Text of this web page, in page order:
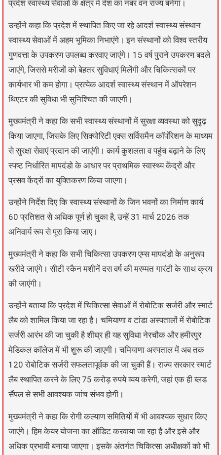
प्रदेश स्वास्थ्य सेवाओं के क्षेत्र में देश का नंबर वन राज्य बनेगा।
उन्होंने कहा कि प्रदेश में स्थापित किए जा रहे आदर्श स्वास्थ्य संस्थान
स्वास्थ्य सेवाओं में अहम भूमिका निभाएंगे। इन संस्थानों को विश्व स्तरीय
गुणवत्ता के उपकरण उपलब्ध करवाए जाएंगे। 15 वर्ष पुराने उपकरण बदले
जाएंगे, जिससे मरीजों को बेहतर सुविधाएं मिलेंगी और चिकित्सकों पर
कार्यभार भी कम होगा। प्रत्येक आदर्श स्वास्थ्य संस्थान में ऑपरेशन
थिएटर की सुविधा भी सुनिश्चित की जाएगी।
मुख्यमंत्री ने कहा कि सभी स्वास्थ्य संस्थानों में सुरक्षा व्यवस्था को सुदृढ़
किया जाएगा, जिसके लिए सिक्योरिटी एक्स सर्विसमैन कॉर्पाेरेशन के माध्यम
से सुरक्षा सेवाएं प्रदान की जाएंगी। कार्य कुशलता व पहुंच बढ़ाने के लिए
स्पष्ट निर्धारित मापदंडो के आधार पर प्राथमिक स्वास्थ्य केंद्रों और
प्रसव केंद्रों का युक्तिकरण किया जाएगा।
उन्होंने निर्देश दिए कि स्वास्थ्य संस्थानों के जिन भवनों का निर्माण कार्य
60 प्रतिशत से अधिक पूर्ण हो चुका है, उन्हें 31 मार्च 2026 तक
अनिवार्य रूप से पूरा किया जाए।
मुख्यमंत्री ने कहा कि सभी चिकित्सा उपकरण एम्स मापदंडो के अनुरूप
खरीदे जाएंगे। सीटी स्कैन मशीनें दस वर्ष की मरम्मत गारंटी के साथ क्रय
की जाएंगी।
उन्होंने बताया कि प्रदेश में चिकित्सा सेवाओं में रोबोटिक सर्जरी और स्मार्ट
लैब को शामिल किया जा रहा है। चमियाणा व टांडा अस्पतालों में रोबोटिक
सर्जरी आरंभ की जा चुकी है शीघ्र ही यह सुविधा नेरचौक और हमीरपुर
मेडिकल कॉलेज में भी शुरू की जाएगी। चमियाणा अस्पताल में अब तक
120 रोबोटिक सर्जरी सफलतापूर्वक की जा चुकी हैं। राज्य सरकार स्मार्ट
लैब स्थापित करने के लिए 75 करोड़ रुपये व्यय करेगी, जहां एक ही ब्लड
सैंपल से सभी आवश्यक जांच संभव होगी।
मुख्यमंत्री ने कहा कि रोगी कल्याण समितियों में भी आवश्यक सुधार किए
जाएंगे। हिम केयर योजना का ऑडिट करवाया जा रहा है और इसे और
अधिक प्रभावी बनाया जाएगा। इसके अंतर्गत चिकित्सा अधीक्षकों को भी